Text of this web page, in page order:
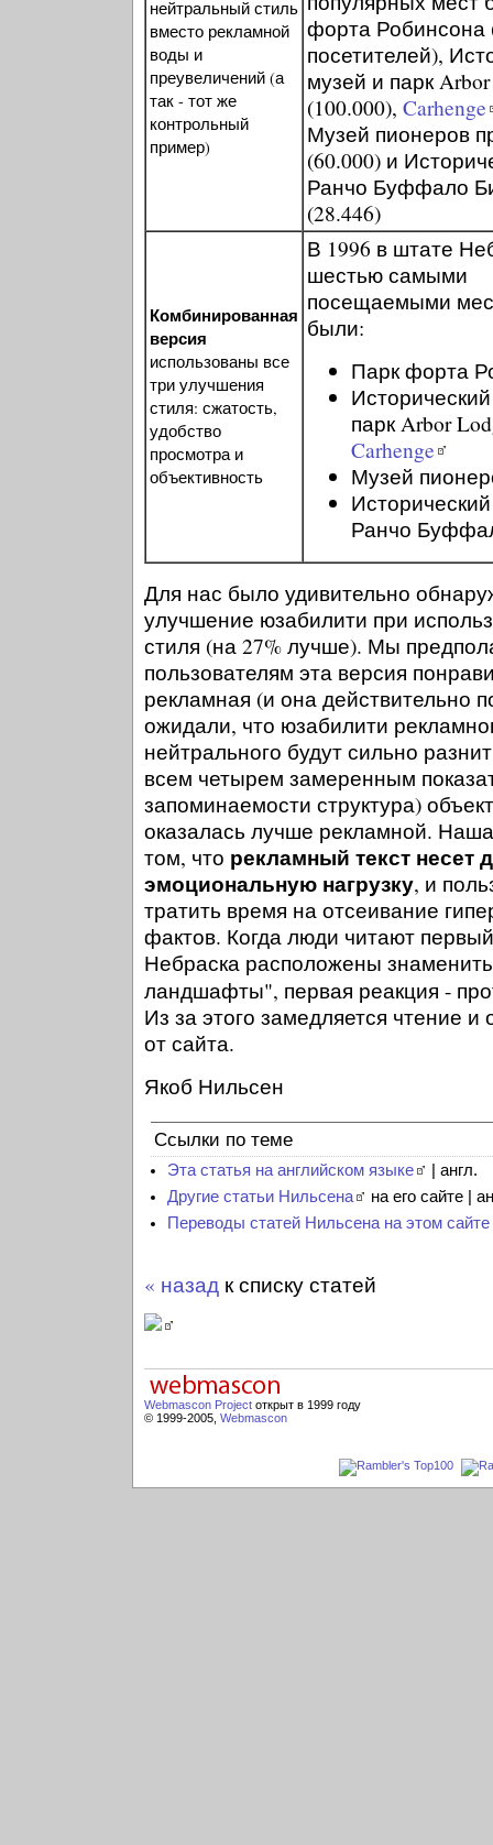
нейтральный стиль
вместо рекламной
воды и
преувеличений (а
так - тот же
контрольный
пример)
форта Робинсона
посетителей),
музей и парк
(100.000), Carhenge
Музей пионеров
(60.000) и
Ранчо Буффало
(28.446)
Комбинированная
версия
использованы все
три улучшения
стиля: сжатость,
удобство
просмотра и
объективность
В 1996 в штате
шестью самыми
посещаемыми
были:
Парк форта
парк Arbor
Carhenge
Музей
Ранчо
Для нас было удивительно
улучшение юзабилити при
стиля (на 27% лучше). Мы
пользователям эта версия
рекламная (и она действительно
ожидали, что юзабилити
нейтрального будут сильно
всем четырем замеренным
запоминаемости структура)
оказалась лучше рекламной. Наша
том, что рекламный текст несет
эмоциональную нагрузку, и
тратить время на отсеивание
фактов. Когда люди читают
Небраска расположены
ландшафты", первая реакция -
Из за этого замедляется чтение
от сайта.
Якоб Нильсен
Ссылки по теме
Эта статья на английском языке
| англ.
Другие статьи Нильсена
на его сайте |
Переводы статей Нильсена на этом сайте
« назад к списку статей
Webmascon Project открыт в 1999 году
© 1999-2005, Webmascon